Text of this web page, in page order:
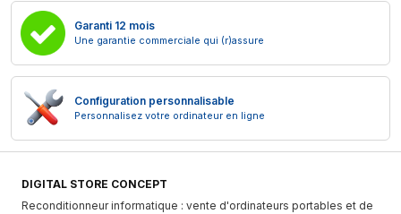
Garanti 12 mois
Une garantie commerciale qui (r)assure
Configuration personnalisable
Personnalisez votre ordinateur en ligne
DIGITAL STORE CONCEPT
Reconditionneur informatique : vente d'ordinateurs portables et de